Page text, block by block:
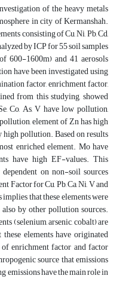
of the heavy metals
in city of Kermanshah.
consisting of Cu, Ni, Pb, Cd,
by ICP for 55 soil samples
600-1600m) and 41 aerosols
have been investigated using
factor, enrichment factor,
from this studying, showed
Co, As, V have low pollution,
element of Zn has high
pollution. Based on results
enriched element. Mo have
have high EF-values. This
on non-soil sources
Factor for Cu, Pb, Ca, Ni, V and
that these elements were
by other pollution sources.
(selenium, arsenic, cobalt) are
elements have originated
enrichment factor and factor
source that emissions
have the main role in